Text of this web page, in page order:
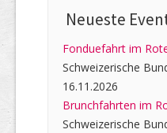
Neueste
Fonduefahrt im
Schweizerische
16.11.2026
Brunchfahrten im
Schweizerische